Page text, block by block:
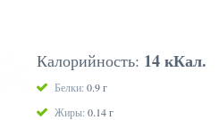
Калорийность: 14 кКал.
Белки: 0.9 г
Жиры: 0.14 г